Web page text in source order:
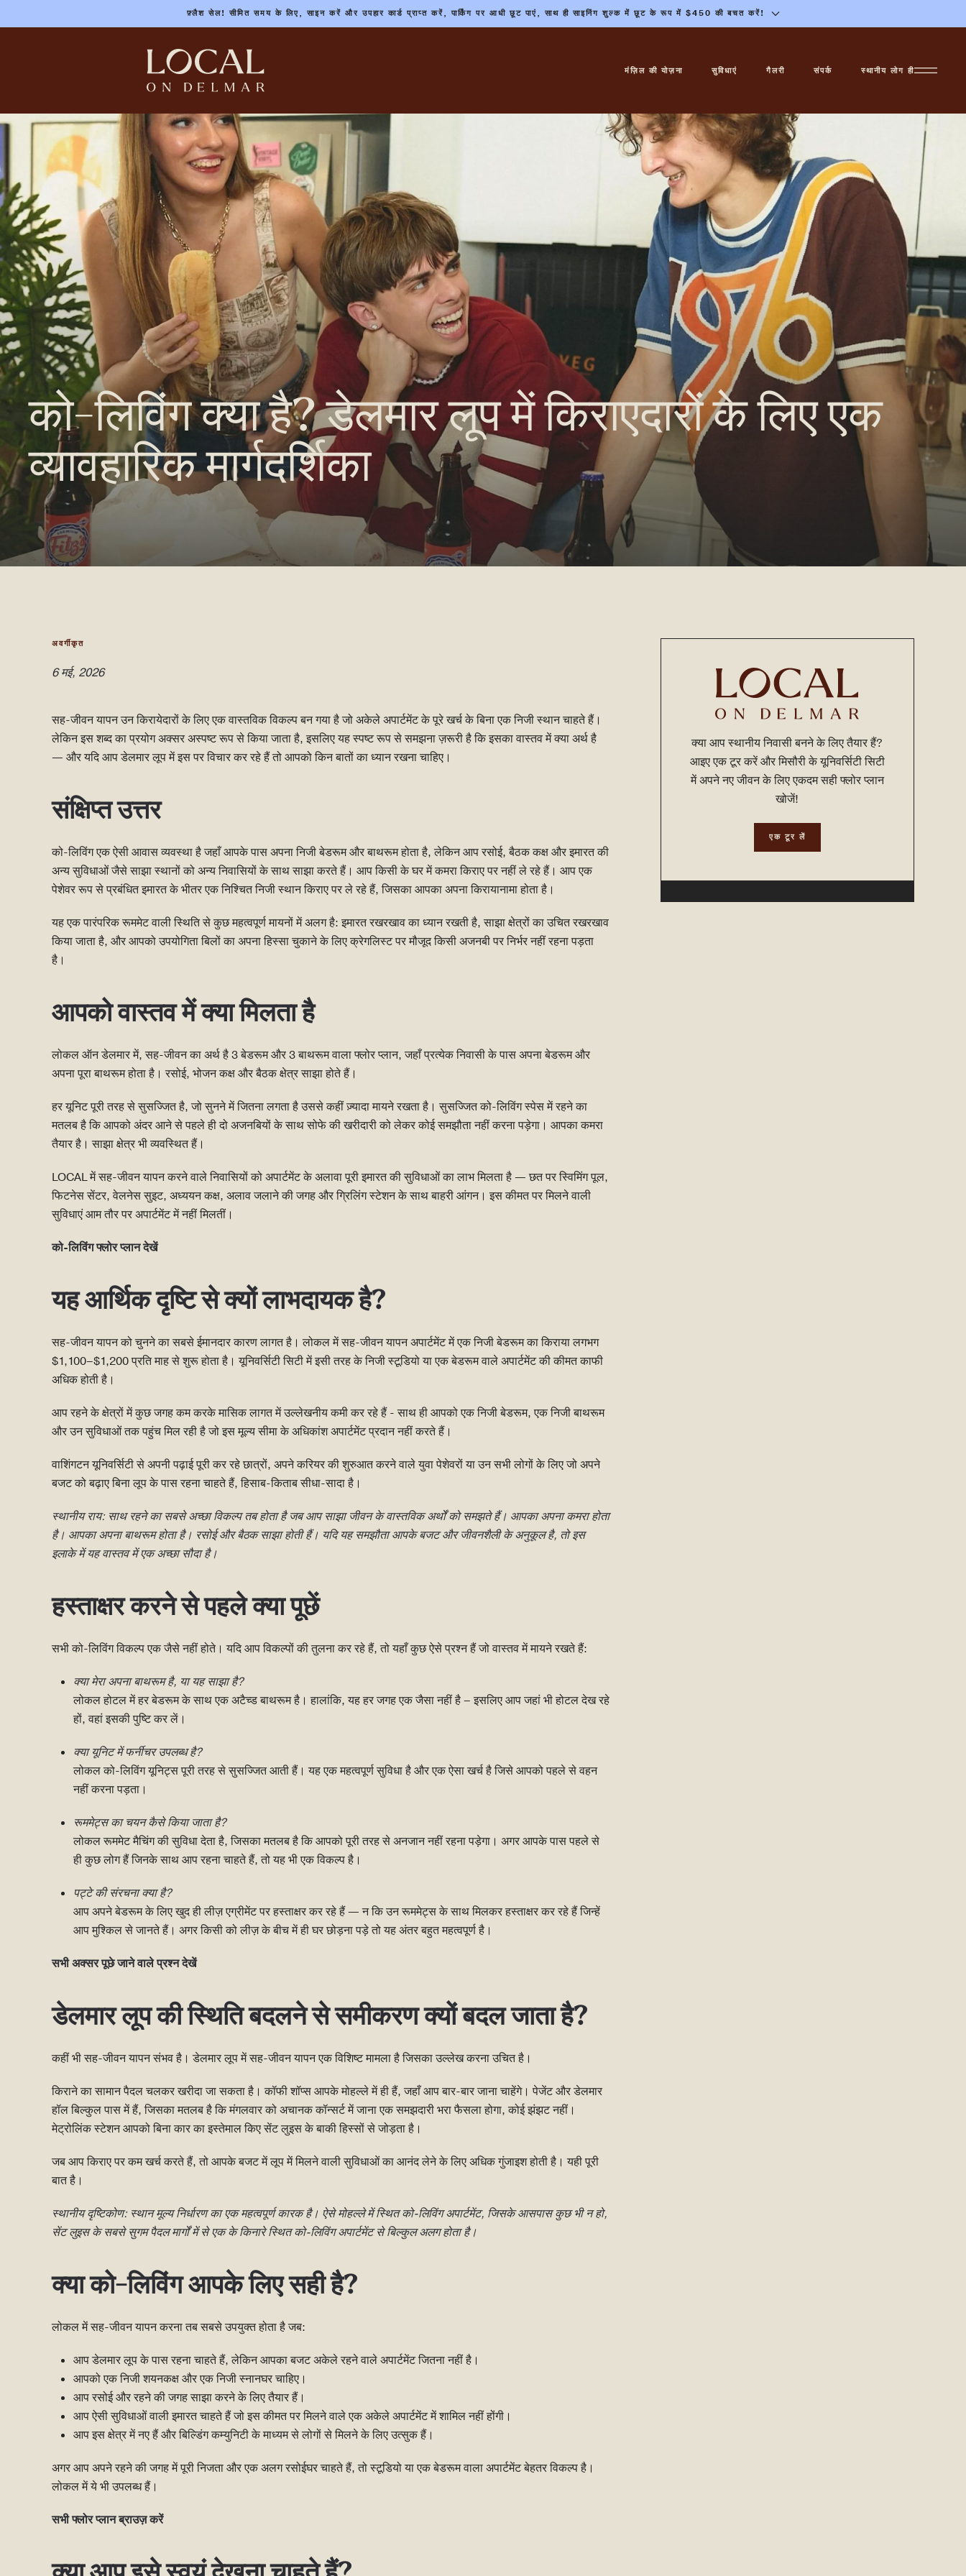
फ़्लैश सेल! सीमित समय के लिए, साइन करें और उपहार कार्ड प्राप्त करें, पार्किंग पर आधी छूट पाएं, साथ ही साइनिंग शुल्क में छूट के रूप में $450 की बचत करें!
मंज़िल की योज़ना सुविधाएं गैलरी संपर्क स्थानीय लोग ही
को-लिविंग क्या है? डेलमार लूप में किराएदारों के लिए एक
व्यावहारिक मार्गदर्शिका
अवर्गीकृत
6 मई, 2026
सह-जीवन यापन उन किरायेदारों के लिए एक वास्तविक विकल्प बन गया है जो अकेले अपार्टमेंट के पूरे खर्च के बिना एक निजी स्थान चाहते हैं।
लेकिन इस शब्द का प्रयोग अक्सर अस्पष्ट रूप से किया जाता है, इसलिए यह स्पष्ट रूप से समझना ज़रूरी है कि इसका वास्तव में क्या अर्थ है
— और यदि आप डेलमार लूप में इस पर विचार कर रहे हैं तो आपको किन बातों का ध्यान रखना चाहिए।
संक्षिप्त उत्तर
को-लिविंग एक ऐसी आवास व्यवस्था है जहाँ आपके पास अपना निजी बेडरूम और बाथरूम होता है, लेकिन आप रसोई, बैठक कक्ष और इमारत की
अन्य सुविधाओं जैसे साझा स्थानों को अन्य निवासियों के साथ साझा करते हैं। आप किसी के घर में कमरा किराए पर नहीं ले रहे हैं। आप एक
पेशेवर रूप से प्रबंधित इमारत के भीतर एक निश्चित निजी स्थान किराए पर ले रहे हैं, जिसका आपका अपना किरायानामा होता है।
यह एक पारंपरिक रूममेट वाली स्थिति से कुछ महत्वपूर्ण मायनों में अलग है: इमारत रखरखाव का ध्यान रखती है, साझा क्षेत्रों का उचित रखरखाव
किया जाता है, और आपको उपयोगिता बिलों का अपना हिस्सा चुकाने के लिए क्रेगलिस्ट पर मौजूद किसी अजनबी पर निर्भर नहीं रहना पड़ता
है।
आपको वास्तव में क्या मिलता है
लोकल ऑन डेलमार में, सह-जीवन का अर्थ है 3 बेडरूम और 3 बाथरूम वाला फ्लोर प्लान, जहाँ प्रत्येक निवासी के पास अपना बेडरूम और
अपना पूरा बाथरूम होता है। रसोई, भोजन कक्ष और बैठक क्षेत्र साझा होते हैं।
हर यूनिट पूरी तरह से सुसज्जित है, जो सुनने में जितना लगता है उससे कहीं ज़्यादा मायने रखता है। सुसज्जित को-लिविंग स्पेस में रहने का
मतलब है कि आपको अंदर आने से पहले ही दो अजनबियों के साथ सोफे की खरीदारी को लेकर कोई समझौता नहीं करना पड़ेगा। आपका कमरा
तैयार है। साझा क्षेत्र भी व्यवस्थित हैं।
LOCAL में सह-जीवन यापन करने वाले निवासियों को अपार्टमेंट के अलावा पूरी इमारत की सुविधाओं का लाभ मिलता है — छत पर स्विमिंग पूल,
फिटनेस सेंटर, वेलनेस सुइट, अध्ययन कक्ष, अलाव जलाने की जगह और ग्रिलिंग स्टेशन के साथ बाहरी आंगन। इस कीमत पर मिलने वाली
सुविधाएं आम तौर पर अपार्टमेंट में नहीं मिलतीं।
को-लिविंग फ्लोर प्लान देखें
यह आर्थिक दृष्टि से क्यों लाभदायक है?
सह-जीवन यापन को चुनने का सबसे ईमानदार कारण लागत है। लोकल में सह-जीवन यापन अपार्टमेंट में एक निजी बेडरूम का किराया लगभग
$1,100–$1,200 प्रति माह से शुरू होता है। यूनिवर्सिटी सिटी में इसी तरह के निजी स्टूडियो या एक बेडरूम वाले अपार्टमेंट की कीमत काफी
अधिक होती है।
आप रहने के क्षेत्रों में कुछ जगह कम करके मासिक लागत में उल्लेखनीय कमी कर रहे हैं - साथ ही आपको एक निजी बेडरूम, एक निजी बाथरूम
और उन सुविधाओं तक पहुंच मिल रही है जो इस मूल्य सीमा के अधिकांश अपार्टमेंट प्रदान नहीं करते हैं।
वाशिंगटन यूनिवर्सिटी से अपनी पढ़ाई पूरी कर रहे छात्रों, अपने करियर की शुरुआत करने वाले युवा पेशेवरों या उन सभी लोगों के लिए जो अपने
बजट को बढ़ाए बिना लूप के पास रहना चाहते हैं, हिसाब-किताब सीधा-सादा है।
स्थानीय राय: साथ रहने का सबसे अच्छा विकल्प तब होता है जब आप साझा जीवन के वास्तविक अर्थों को समझते हैं। आपका अपना कमरा होता
है। आपका अपना बाथरूम होता है। रसोई और बैठक साझा होती हैं। यदि यह समझौता आपके बजट और जीवनशैली के अनुकूल है, तो इस
इलाके में यह वास्तव में एक अच्छा सौदा है।
हस्ताक्षर करने से पहले क्या पूछें
सभी को-लिविंग विकल्प एक जैसे नहीं होते। यदि आप विकल्पों की तुलना कर रहे हैं, तो यहाँ कुछ ऐसे प्रश्न हैं जो वास्तव में मायने रखते हैं:
क्या मेरा अपना बाथरूम है, या यह साझा है?
लोकल होटल में हर बेडरूम के साथ एक अटैच्ड बाथरूम है। हालांकि, यह हर जगह एक जैसा नहीं है – इसलिए आप जहां भी होटल देख रहे
हों, वहां इसकी पुष्टि कर लें।
क्या यूनिट में फर्नीचर उपलब्ध है?
लोकल को-लिविंग यूनिट्स पूरी तरह से सुसज्जित आती हैं। यह एक महत्वपूर्ण सुविधा है और एक ऐसा खर्च है जिसे आपको पहले से वहन
नहीं करना पड़ता।
रूममेट्स का चयन कैसे किया जाता है?
लोकल रूममेट मैचिंग की सुविधा देता है, जिसका मतलब है कि आपको पूरी तरह से अनजान नहीं रहना पड़ेगा। अगर आपके पास पहले से
ही कुछ लोग हैं जिनके साथ आप रहना चाहते हैं, तो यह भी एक विकल्प है।
पट्टे की संरचना क्या है?
आप अपने बेडरूम के लिए खुद ही लीज़ एग्रीमेंट पर हस्ताक्षर कर रहे हैं — न कि उन रूममेट्स के साथ मिलकर हस्ताक्षर कर रहे हैं जिन्हें
आप मुश्किल से जानते हैं। अगर किसी को लीज़ के बीच में ही घर छोड़ना पड़े तो यह अंतर बहुत महत्वपूर्ण है।
सभी अक्सर पूछे जाने वाले प्रश्न देखें
डेलमार लूप की स्थिति बदलने से समीकरण क्यों बदल जाता है?
कहीं भी सह-जीवन यापन संभव है। डेलमार लूप में सह-जीवन यापन एक विशिष्ट मामला है जिसका उल्लेख करना उचित है।
किराने का सामान पैदल चलकर खरीदा जा सकता है। कॉफी शॉप्स आपके मोहल्ले में ही हैं, जहाँ आप बार-बार जाना चाहेंगे। पेजेंट और डेलमार
हॉल बिल्कुल पास में हैं, जिसका मतलब है कि मंगलवार को अचानक कॉन्सर्ट में जाना एक समझदारी भरा फैसला होगा, कोई झंझट नहीं।
मेट्रोलिंक स्टेशन आपको बिना कार का इस्तेमाल किए सेंट लुइस के बाकी हिस्सों से जोड़ता है।
जब आप किराए पर कम खर्च करते हैं, तो आपके बजट में लूप में मिलने वाली सुविधाओं का आनंद लेने के लिए अधिक गुंजाइश होती है। यही पूरी
बात है।
स्थानीय दृष्टिकोण: स्थान मूल्य निर्धारण का एक महत्वपूर्ण कारक है। ऐसे मोहल्ले में स्थित को-लिविंग अपार्टमेंट, जिसके आसपास कुछ भी न हो,
सेंट लुइस के सबसे सुगम पैदल मार्गों में से एक के किनारे स्थित को-लिविंग अपार्टमेंट से बिल्कुल अलग होता है।
क्या को-लिविंग आपके लिए सही है?
लोकल में सह-जीवन यापन करना तब सबसे उपयुक्त होता है जब:
आप डेलमार लूप के पास रहना चाहते हैं, लेकिन आपका बजट अकेले रहने वाले अपार्टमेंट जितना नहीं है।
आपको एक निजी शयनकक्ष और एक निजी स्नानघर चाहिए।
आप रसोई और रहने की जगह साझा करने के लिए तैयार हैं।
आप ऐसी सुविधाओं वाली इमारत चाहते हैं जो इस कीमत पर मिलने वाले एक अकेले अपार्टमेंट में शामिल नहीं होंगी।
आप इस क्षेत्र में नए हैं और बिल्डिंग कम्युनिटी के माध्यम से लोगों से मिलने के लिए उत्सुक हैं।
अगर आप अपने रहने की जगह में पूरी निजता और एक अलग रसोईघर चाहते हैं, तो स्टूडियो या एक बेडरूम वाला अपार्टमेंट बेहतर विकल्प है।
लोकल में ये भी उपलब्ध हैं।
सभी फ्लोर प्लान ब्राउज़ करें
क्या आप स्थानीय निवासी बनने के लिए तैयार हैं?
आइए एक टूर करें और मिसौरी के यूनिवर्सिटी सिटी
में अपने नए जीवन के लिए एकदम सही फ्लोर प्लान
खोजें!
एक टूर लें